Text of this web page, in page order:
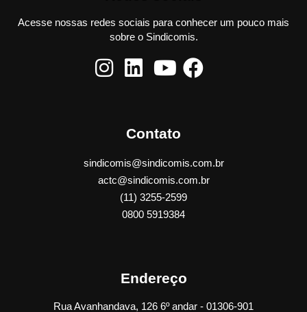
Acesse nossas redes sociais para conhecer um pouco mais
sobre o Sindicomis.
Contato
sindicomis@sindicomis.com.br
actc@sindicomis.com.br
(11) 3255-2599
0800 5919384
Endereço
Rua Avanhandava, 126 6º andar - 01306-901